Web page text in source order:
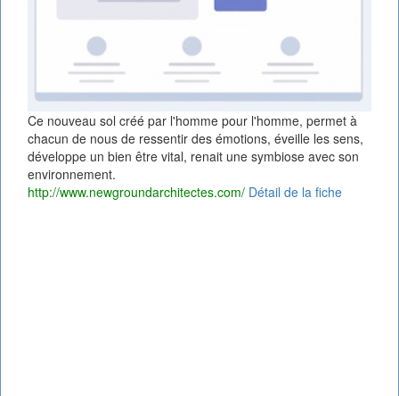
Ce nouveau sol créé par l'homme pour l'homme, permet à
chacun de nous de ressentir des émotions, éveille les sens,
développe un bien être vital, renait une symbiose avec son
environnement.
http://www.newgroundarchitectes.com/ Détail de la fiche